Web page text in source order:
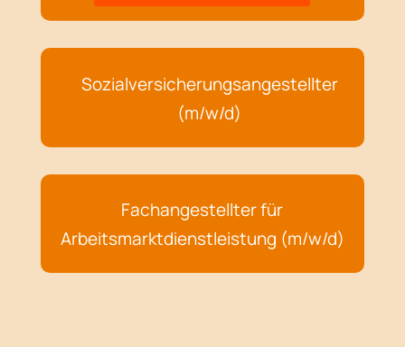
Sozialversicherungsangestellter
(m/w/d)
Fachangestellter für
Arbeitsmarktdienstleistung (m/w/d)